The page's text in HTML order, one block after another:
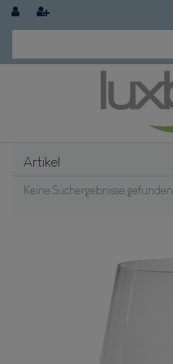
Artikel
Keine Suchergebnisse gefunden.